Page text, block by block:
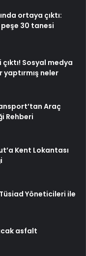
ortaya çıktı:
30 tanesi
Sosyal medya
yaptırmış neler
Araç
Rehberi
Kent Lokantası
Yöneticileri ile
asfalt